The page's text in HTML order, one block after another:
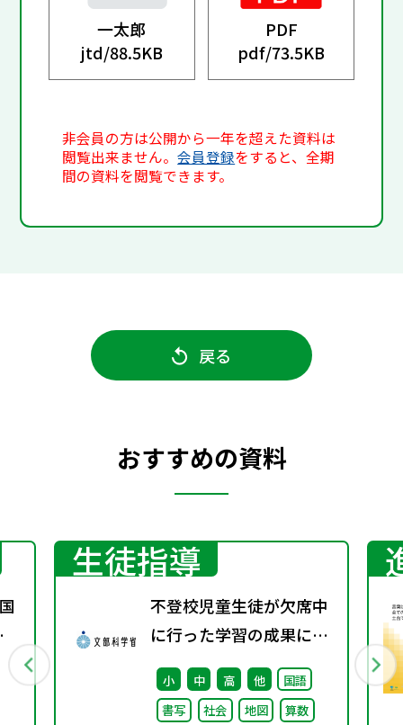
一太郎
jtd/88.5KB
PDF
pdf/73.5KB
非会員の方は公開から一年を超えた資料は
閲覧出来ません。会員登録をすると、全期
間の資料を閲覧できます。
戻る
おすすめの資料
生徒指導
不登校児童生徒が欠席中
に行った学習の成果に係
る成績評価について（通
知）
小 中 高 他
国語
書写
社会 地図
算数